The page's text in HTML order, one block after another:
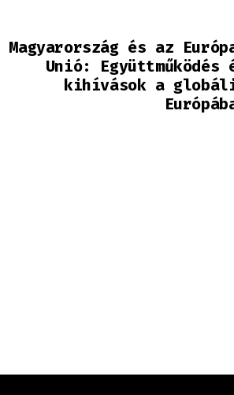
Magyarország és az
Unió: Együttműködés
kihívások a